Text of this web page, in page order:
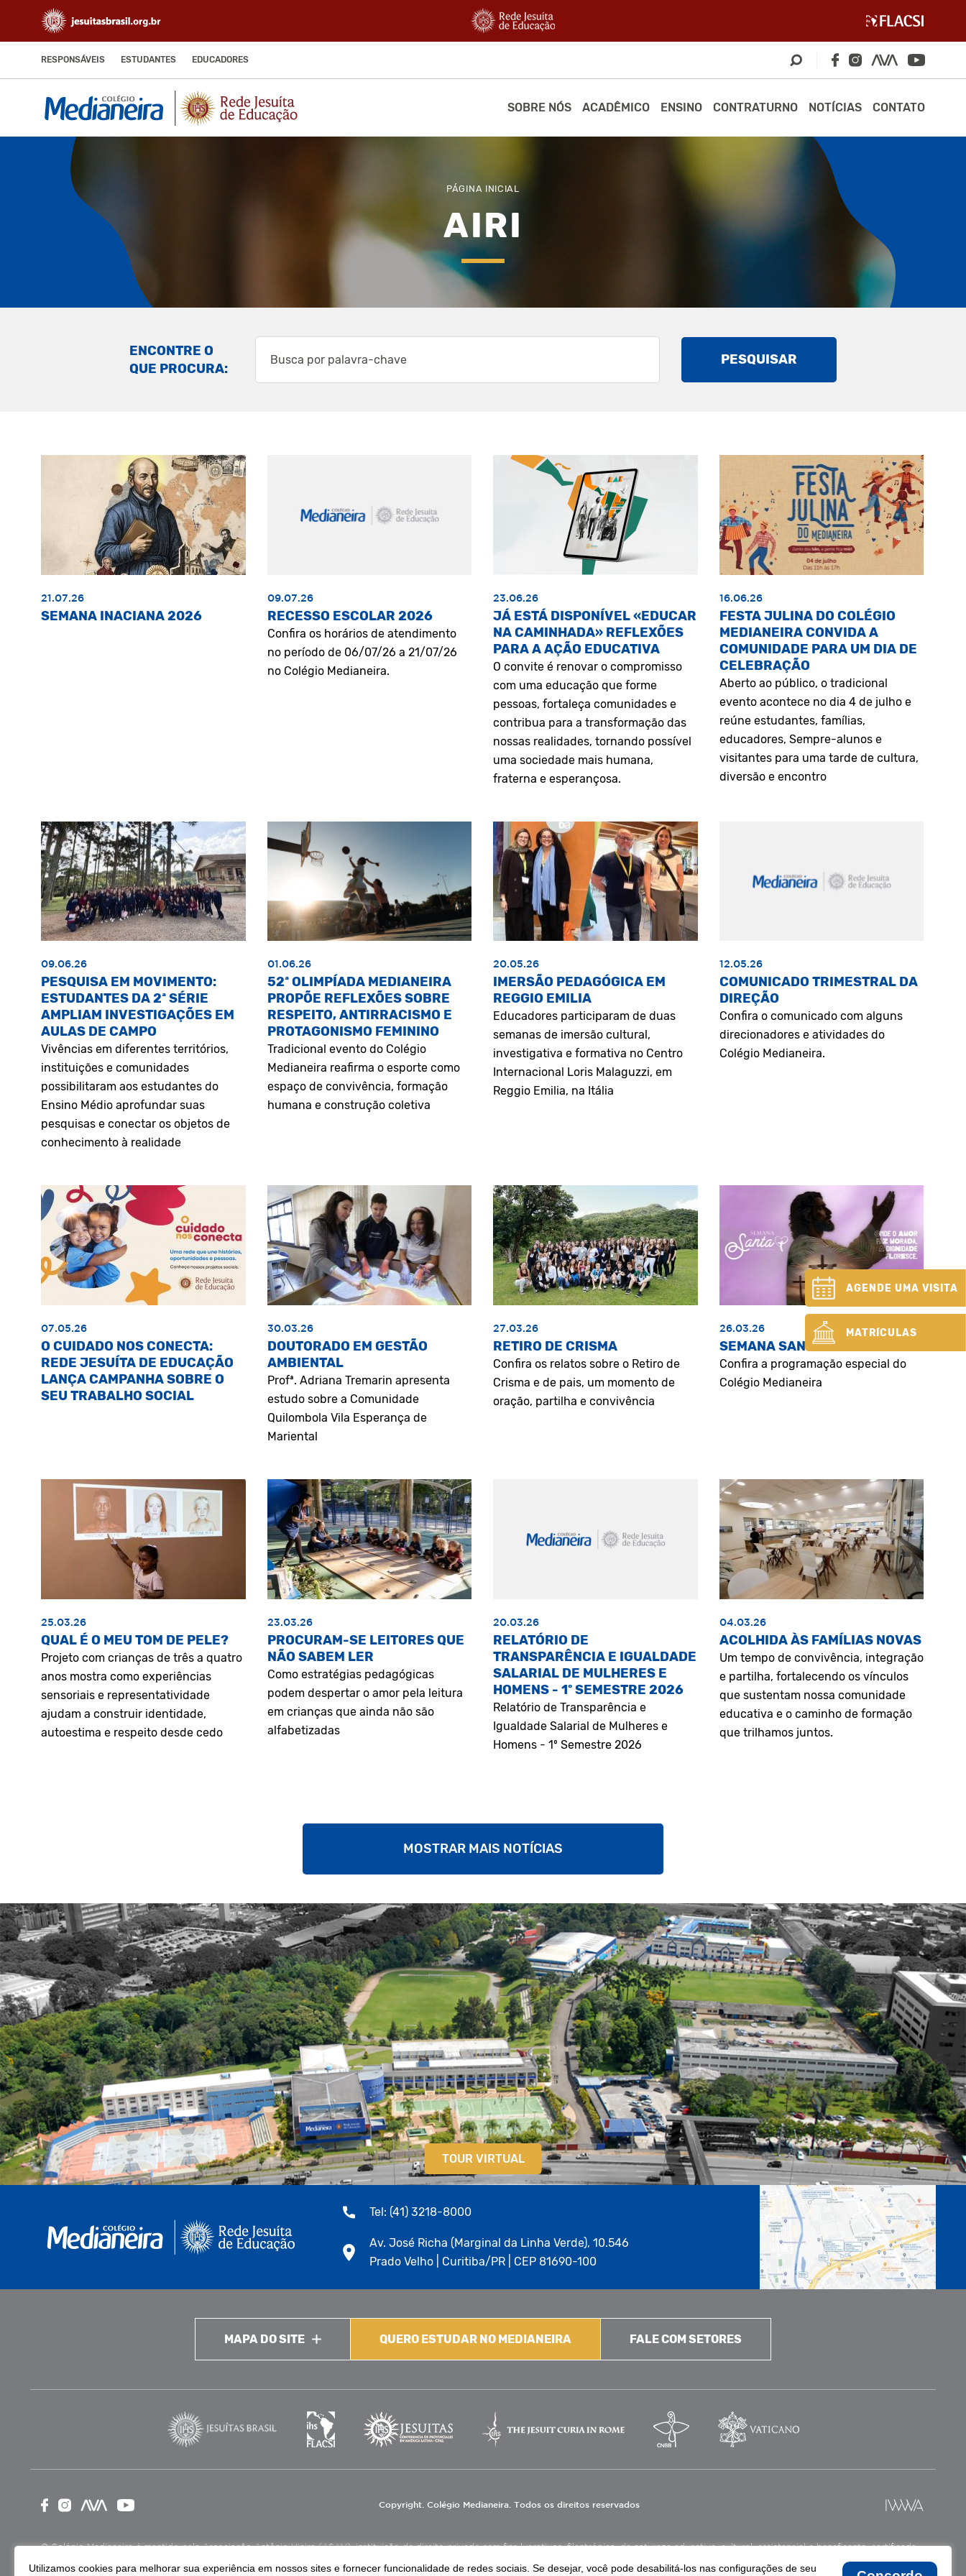
RESPONSÁVEIS ESTUDANTES EDUCADORES
SOBRE NÓS ACADÊMICO ENSINO CONTRATURNO NOTÍCIAS CONTATO
PÁGINA INICIAL
AIRI
ENCONTRE O
QUE PROCURA:
PESQUISAR
21.07.26
SEMANA INACIANA 2026
09.07.26
RECESSO ESCOLAR 2026
Confira os horários de atendimento
no período de 06/07/26 a 21/07/26
no Colégio Medianeira.
23.06.26
JÁ ESTÁ DISPONÍVEL «EDUCAR
NA CAMINHADA» REFLEXÕES
PARA A AÇÃO EDUCATIVA
O convite é renovar o compromisso
com uma educação que forme
pessoas, fortaleça comunidades e
contribua para a transformação das
nossas realidades, tornando possível
uma sociedade mais humana,
fraterna e esperançosa.
16.06.26
FESTA JULINA DO COLÉGIO
MEDIANEIRA CONVIDA A
COMUNIDADE PARA UM DIA DE
CELEBRAÇÃO
Aberto ao público, o tradicional
evento acontece no dia 4 de julho e
reúne estudantes, famílias,
educadores, Sempre-alunos e
visitantes para uma tarde de cultura,
diversão e encontro
09.06.26
PESQUISA EM MOVIMENTO:
ESTUDANTES DA 2ª SÉRIE
AMPLIAM INVESTIGAÇÕES EM
AULAS DE CAMPO
Vivências em diferentes territórios,
instituições e comunidades
possibilitaram aos estudantes do
Ensino Médio aprofundar suas
pesquisas e conectar os objetos de
conhecimento à realidade
01.06.26
52ª OLIMPÍADA MEDIANEIRA
PROPÕE REFLEXÕES SOBRE
RESPEITO, ANTIRRACISMO E
PROTAGONISMO FEMININO
Tradicional evento do Colégio
Medianeira reafirma o esporte como
espaço de convivência, formação
humana e construção coletiva
20.05.26
IMERSÃO PEDAGÓGICA EM
REGGIO EMILIA
Educadores participaram de duas
semanas de imersão cultural,
investigativa e formativa no Centro
Internacional Loris Malaguzzi, em
Reggio Emilia, na Itália
12.05.26
COMUNICADO TRIMESTRAL DA
DIREÇÃO
Confira o comunicado com alguns
direcionadores e atividades do
Colégio Medianeira.
07.05.26
O CUIDADO NOS CONECTA:
REDE JESUÍTA DE EDUCAÇÃO
LANÇA CAMPANHA SOBRE O
SEU TRABALHO SOCIAL
30.03.26
DOUTORADO EM GESTÃO
AMBIENTAL
Profª. Adriana Tremarin apresenta
estudo sobre a Comunidade
Quilombola Vila Esperança de
Mariental
27.03.26
RETIRO DE CRISMA
Confira os relatos sobre o Retiro de
Crisma e de pais, um momento de
oração, partilha e convivência
26.03.26
SEMANA SANTA
Confira a programação especial do
Colégio Medianeira
25.03.26
QUAL É O MEU TOM DE PELE?
Projeto com crianças de três a quatro
anos mostra como experiências
sensoriais e representatividade
ajudam a construir identidade,
autoestima e respeito desde cedo
23.03.26
PROCURAM-SE LEITORES QUE
NÃO SABEM LER
Como estratégias pedagógicas
podem despertar o amor pela leitura
em crianças que ainda não são
alfabetizadas
20.03.26
RELATÓRIO DE
TRANSPARÊNCIA E IGUALDADE
SALARIAL DE MULHERES E
HOMENS - 1º SEMESTRE 2026
Relatório de Transparência e
Igualdade Salarial de Mulheres e
Homens - 1º Semestre 2026
04.03.26
ACOLHIDA ÀS FAMÍLIAS NOVAS
Um tempo de convivência, integração
e partilha, fortalecendo os vínculos
que sustentam nossa comunidade
educativa e o caminho de formação
que trilhamos juntos.
MOSTRAR MAIS NOTÍCIAS
AGENDE UMA VISITA
MATRÍCULAS
TOUR VIRTUAL
Tel: (41) 3218-8000
Av. José Richa (Marginal da Linha Verde), 10.546
Prado Velho | Curitiba/PR | CEP 81690-100
MAPA DO SITE QUERO ESTUDAR NO MEDIANEIRA FALE COM SETORES
Copyright. Colégio Medianeira. Todos os direitos reservados
O Colégio Medianeira é mantido pela Associação Antônio Vieira (ASAV), instituição de direito privado sem fins lucrativos, filantrópica, de natureza educativa, cultural, assistencial e beneficente, certificada
Utilizamos cookies para melhorar sua experiência em nossos sites e fornecer funcionalidade de redes sociais. Se desejar, você pode desabilitá-los nas configurações de seu